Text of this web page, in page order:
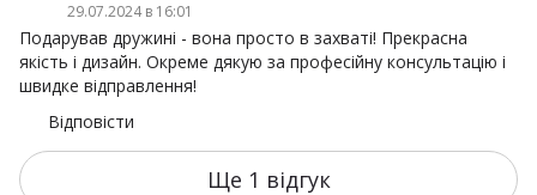
29.07.2024 в 16:01
Подарував дружині - вона просто в захваті! Прекрасна
якість і дизайн. Окреме дякую за професійну консультацію і
швидке відправлення!
Відповісти
Ще 1 відгук